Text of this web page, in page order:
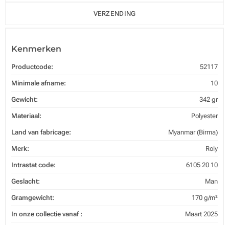
VERZENDING
Kenmerken
Productcode: 52117
Minimale afname: 10
Gewicht: 342 gr
Materiaal: Polyester
Land van fabricage: Myanmar (Birma)
Merk: Roly
Intrastat code: 6105 20 10
Geslacht: Man
Gramgewicht: 170 g/m²
In onze collectie vanaf : Maart 2025